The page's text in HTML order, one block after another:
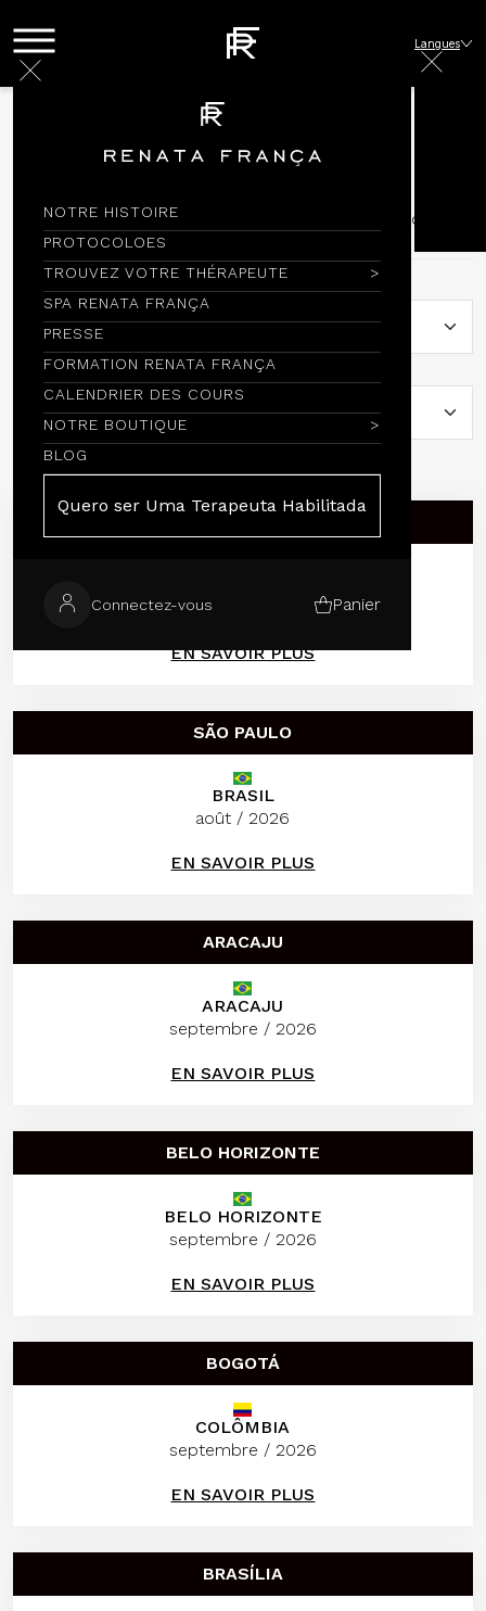
NOTRE HISTOIRE
PROTOCOLOES
TROUVEZ VOTRE THÉRAPEUTE
SPA RENATA FRANÇA
PRESSE
FORMATION RENATA FRANÇA
CALENDRIER DES COURS
NOTRE BOUTIQUE
BLOG
Quero ser Uma Terapeuta Habilitada
Connectez-vous Panier
Langues
Próximos cursos
Agenda
Preencha os campos e descubra cursos que ocorrem
Pays:
Ville:
MILÃO
août / 2026
EN SAVOIR PLUS
SÃO PAULO
BRASIL
août / 2026
EN SAVOIR PLUS
ARACAJU
ARACAJU
septembre / 2026
EN SAVOIR PLUS
BELO HORIZONTE
BELO HORIZONTE
septembre / 2026
EN SAVOIR PLUS
BOGOTÁ
COLÔMBIA
septembre / 2026
EN SAVOIR PLUS
BRASÍLIA